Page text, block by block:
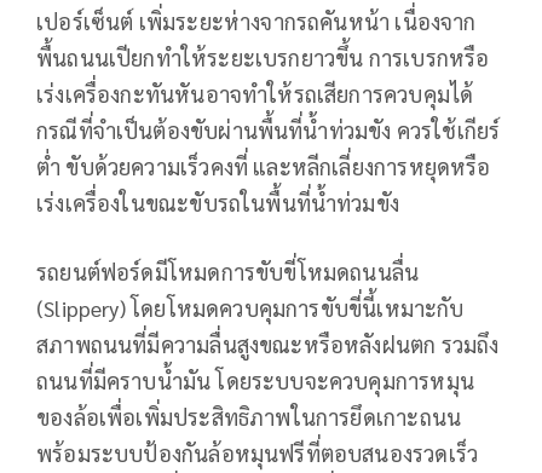
เปอร์เซ็นต์ เพิ่มระยะห่างจากรถคันหน้า เนื่องจาก
พื้นถนนเปียกทำให้ระยะเบรกยาวขึ้น การเบรกหรือ
เร่งเครื่องกะทันหันอาจทำให้รถเสียการควบคุมได้
กรณีที่จำเป็นต้องขับผ่านพื้นที่น้ำท่วมขัง ควรใช้เกียร์
ต่ำ ขับด้วยความเร็วคงที่ และหลีกเลี่ยงการหยุดหรือ
เร่งเครื่องในขณะขับรถในพื้นที่น้ำท่วมขัง
รถยนต์ฟอร์ดมีโหมดการขับขี่โหมดถนนลื่น
(Slippery) โดยโหมดควบคุมการขับขี่นี้เหมาะกับ
สภาพถนนที่มีความลื่นสูงขณะหรือหลังฝนตก รวมถึง
ถนนที่มีคราบน้ำมัน โดยระบบจะควบคุมการหมุน
ของล้อเพื่อเพิ่มประสิทธิภาพในการยึดเกาะถนน
พร้อมระบบป้องกันล้อหมุนฟรีที่ตอบสนองรวดเร็ว